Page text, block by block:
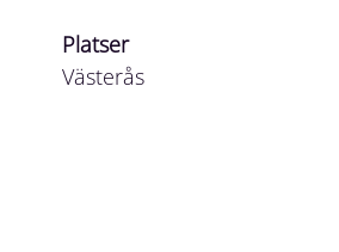
Platser
Västerås